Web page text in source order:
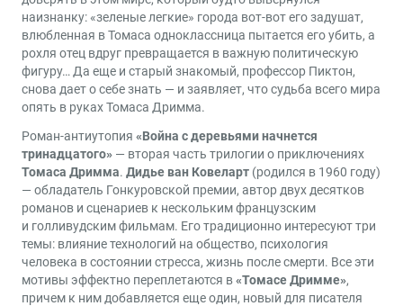
наизнанку: «зеленые легкие» города вот-вот его задушат,
влюбленная в Томаса одноклассница пытается его убить, а
рохля отец вдруг превращается в важную политическую
фигуру… Да еще и старый знакомый, профессор Пиктон,
снова дает о себе знать — и заявляет, что судьба всего мира
опять в руках Томаса Дримма.
Роман-антиутопия «Война с деревьями начнется
тринадцатого» — вторая часть трилогии о приключениях
Томаса Дримма. Дидье ван Ковеларт (родился в 1960 году)
— обладатель Гонкуровской премии, автор двух десятков
романов и сценариев к нескольким французским
и голливудским фильмам. Его традиционно интересуют три
темы: влияние технологий на общество, психология
человека в состоянии стресса, жизнь после смерти. Все эти
мотивы эффектно переплетаются в«Томасе Дримме»,
причем к ним добавляется еще один, новый для писателя